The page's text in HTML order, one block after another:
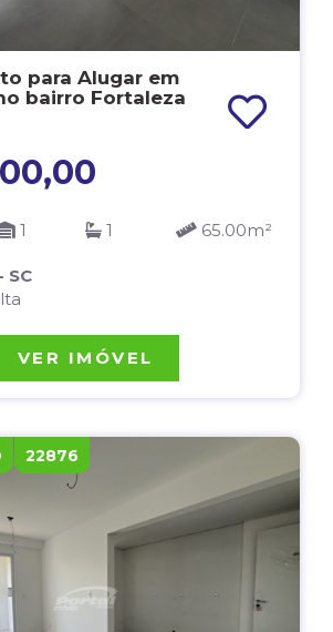
para Alugar em
bairro Fortaleza
1 1 65.00m²
SC
VER IMÓVEL
22876